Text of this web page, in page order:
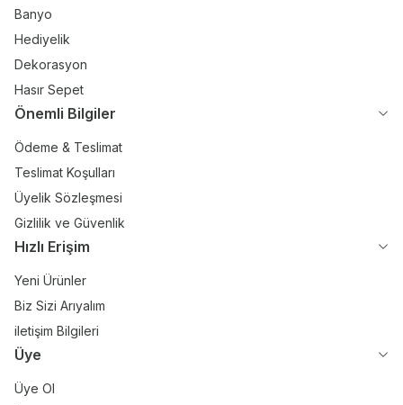
Banyo
Hediyelik
Dekorasyon
Hasır Sepet
Önemli Bilgiler
Ödeme & Teslimat
Teslimat Koşulları
Üyelik Sözleşmesi
Gizlilik ve Güvenlik
Hızlı Erişim
Yeni Ürünler
Biz Sizi Arıyalım
iletişim Bilgileri
Üye
Üye Ol